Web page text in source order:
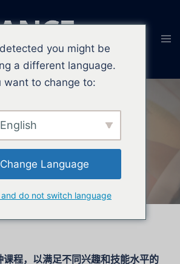
舞蹈学院
、音乐和语言
立即注册
舞蹈学院
、音乐和语言
立即注册
程，以满足不同兴趣和技能水平的
you might be
a different language.
want to change to:
English
Change Language
and do not switch language